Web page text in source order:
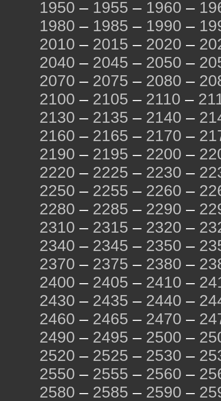
1950 – 1955 – 1960 –
1980 – 1985 – 1990 –
2010 – 2015 – 2020 –
2040 – 2045 – 2050 –
2070 – 2075 – 2080 –
2100 – 2105 – 2110 –
2130 – 2135 – 2140 –
2160 – 2165 – 2170 –
2190 – 2195 – 2200 –
2220 – 2225 – 2230 –
2250 – 2255 – 2260 –
2280 – 2285 – 2290 –
2310 – 2315 – 2320 –
2340 – 2345 – 2350 –
2370 – 2375 – 2380 –
2400 – 2405 – 2410 –
2430 – 2435 – 2440 –
2460 – 2465 – 2470 –
2490 – 2495 – 2500 –
2520 – 2525 – 2530 –
2550 – 2555 – 2560 –
2580 – 2585 – 2590 –